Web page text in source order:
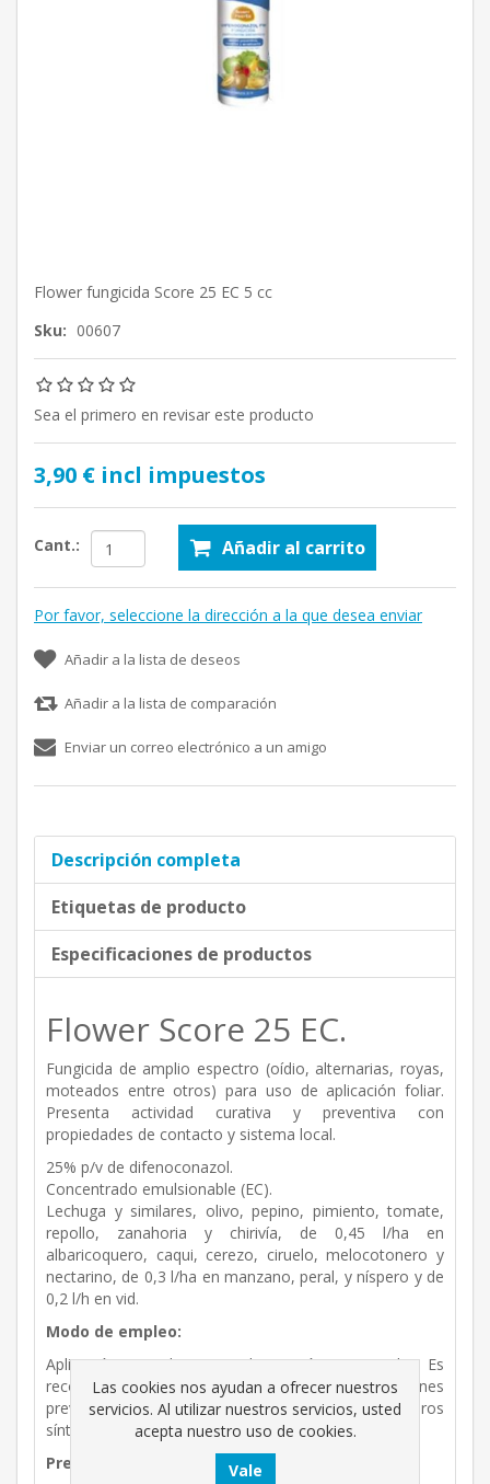
Flower fungicida Score 25 EC 5 cc
Sku: 00607
Sea el primero en revisar este producto
3,90 € incl impuestos
Cant.: Añadir al carrito
Por favor, seleccione la dirección a la que desea enviar
Añadir a la lista de deseos
Añadir a la lista de comparación
Enviar un correo electrónico a un amigo
Descripción completa
Etiquetas de producto
Especificaciones de productos
Flower Score 25 EC.
Fungicida de amplio espectro (oídio, alternarias, royas,
moteados entre otros) para uso de aplicación foliar.
Presenta actividad curativa y preventiva con
propiedades de contacto y sistema local.
25% p/v de difenoconazol.
Concentrado emulsionable (EC).
Lechuga y similares, olivo, pepino, pimiento, tomate,
repollo, zanahoria y chirivía, de 0,45 l/ha en
albaricoquero, caqui, cerezo, ciruelo, melocotonero y
nectarino, de 0,3 l/ha en manzano, peral, y níspero y de
0,2 l/h en vid.
Modo de empleo:
Aplicación mediante pulverización manual. Es
recomendable comenzar las aplicaciones
preventivamente o a la aparición de los primeros
síntomas de la enfermedad.
Preparación del caldo y compatibilidad:
Las cookies nos ayudan a ofrecer nuestros
servicios. Al utilizar nuestros servicios, usted
acepta nuestro uso de cookies.